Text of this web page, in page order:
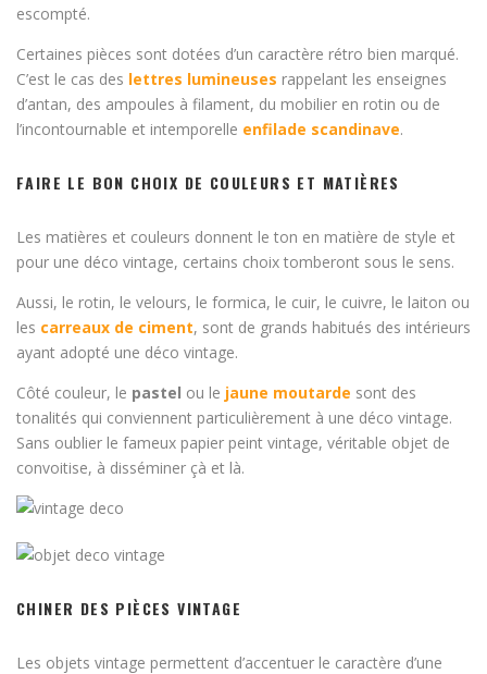
escompté.
Certaines pièces sont dotées d’un caractère rétro bien marqué.
C’est le cas des lettres lumineuses rappelant les enseignes
d’antan, des ampoules à filament, du mobilier en rotin ou de
l’incontournable et intemporelle enfilade scandinave.
FAIRE LE BON CHOIX DE COULEURS ET MATIÈRES
Les matières et couleurs donnent le ton en matière de style et
pour une déco vintage, certains choix tomberont sous le sens.
Aussi, le rotin, le velours, le formica, le cuir, le cuivre, le laiton ou
les carreaux de ciment, sont de grands habitués des intérieurs
ayant adopté une déco vintage.
Côté couleur, le pastel ou le jaune moutarde sont des
tonalités qui conviennent particulièrement à une déco vintage.
Sans oublier le fameux papier peint vintage, véritable objet de
convoitise, à disséminer çà et là.
CHINER DES PIÈCES VINTAGE
Les objets vintage permettent d’accentuer le caractère d’une